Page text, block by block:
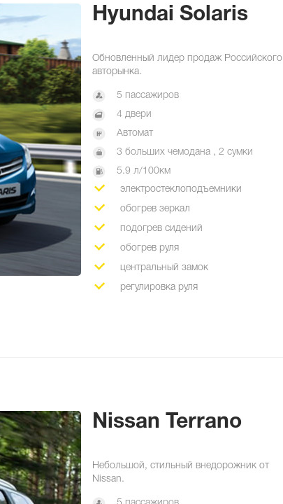
Hyundai Solaris
Обновленный лидер продаж Российского
авторынка.
5 пассажиров
4 двери
Автомат
3 больших чемодана , 2 сумки
5.9 л/100км
электростеклоподъемники
обогрев зеркал
подогрев сидений
обогрев руля
центральный замок
регулировка руля
Nissan Terrano
Небольшой, стильный внедорожник от
Nissan.